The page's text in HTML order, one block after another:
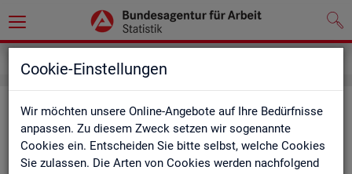
Cookie-Einstellungen
Wir möchten unsere Online-Angebote auf Ihre Bedürfnisse
anpassen. Zu diesem Zweck setzen wir sogenannte
Cookies ein. Entscheiden Sie bitte selbst, welche Cookies
Sie zulassen. Die Arten von Cookies werden nachfolgend
Kon­takt
Nut­zen Sie die Mög­lich­keit mit uns in Kon­takt zu tre­ten!